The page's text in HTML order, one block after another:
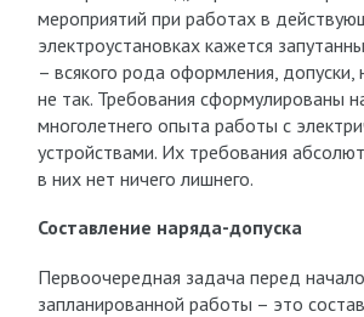
мероприятий при работах в
электроустановках кажется
– всякого рода оформления, допуски,
не так. Требования сформулированы
многолетнего опыта работы с
устройствами. Их требования
в них нет ничего лишнего.
Составление наряда-допуска
Первоочередная задача перед
запланированной работы – это